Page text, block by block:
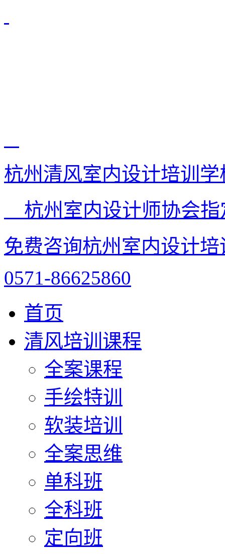
杭州清风室内设计培训学
杭州室内设计师协会
免费咨询杭州室内设计
0571-86625860
首页
清风培训课程
全案课程
手绘特训
软装培训
全案思维
单科班
全科班
定向班